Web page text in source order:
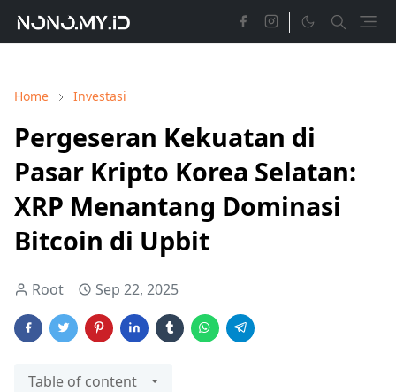
Home Investasi
Pergeseran Kekuatan di
Pasar Kripto Korea Selatan:
XRP Menantang Dominasi
Bitcoin di Upbit
Root Sep 22, 2025
Table of content